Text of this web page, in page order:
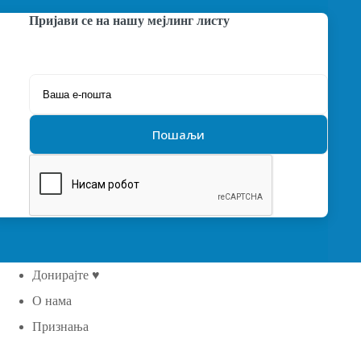
Пријави се на нашу мејлинг листу
Донирајте ♥
О нама
Признања